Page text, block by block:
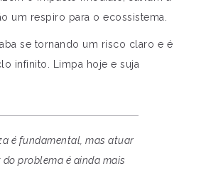
um respiro para o ecossistema.
se tornando um risco claro e é
infinito. Limpa hoje e suja
é fundamental, mas atuar
do problema é ainda mais